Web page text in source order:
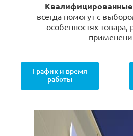
всегда помогут с
особенностях товара,
График и время
работы